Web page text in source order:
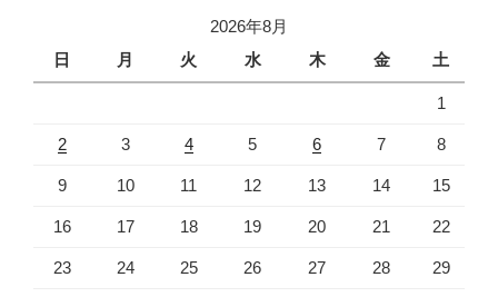
2026年8月
日
月 火 水 木 金 土
1
2 3 4 5 6 7 8
9 10 11 12 13 14 15
16 17 18 19 20 21 22
23 24 25 26 27 28 29